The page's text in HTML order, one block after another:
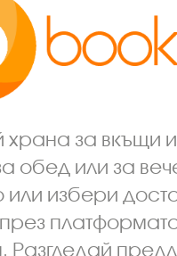
храна за вкъщи
обед или за
или избери
Разгледай